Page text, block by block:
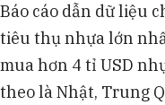
Báo cáo dẫn dữ liệu
tiêu thụ nhựa lớn
mua hơn 4 tỉ USD
theo là Nhật, Trung